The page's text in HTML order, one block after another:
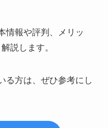
情報や評判、メリッ
説します。
る方は、ぜひ参考にし